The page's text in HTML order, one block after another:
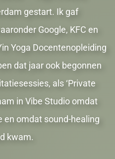
gestart. Ik gaf
Google, KFC en
Yoga Docentenopleiding
dat jaar ook begonnen
als ‘Private
in Vibe Studio omdat
en omdat sound-healing
kwam.